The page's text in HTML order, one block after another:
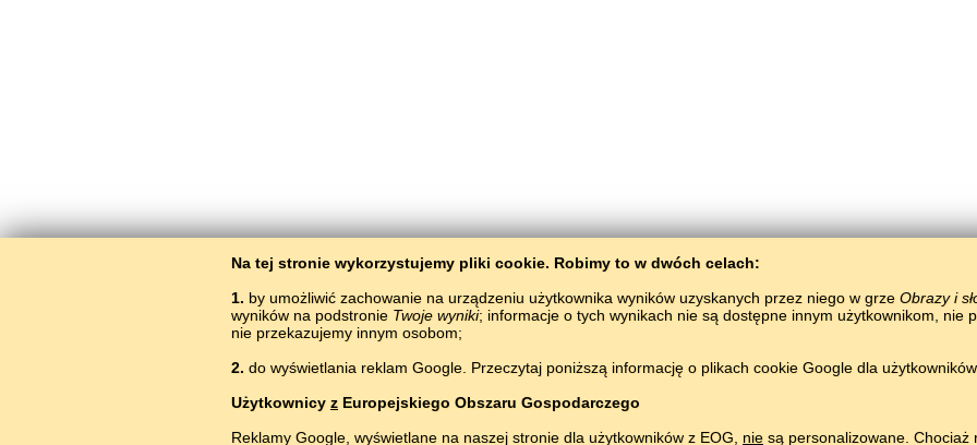
Na tej stronie wykorzystujemy pliki сookie. Robimy to w dwóch celach:
1. by umożliwić zachowanie na urządzeniu użytkownika wyników uzyskanych przez niego w grze Obrazy i
wyników na podstronie Twoje wyniki; informacje o tych wynikach nie są dostępne innym użytkownikom, nie
nie przekazujemy innym osobom;
2. do wyświetlania reklam Google. Przeczytaj poniższą informację o plikach cookie Google dla
Użytkownicy z Europejskiego Obszaru Gospodarczego
Reklamy Google, wyświetlane na naszej stronie dla użytkowników z EOG, nie są personalizowane. Chociaż
BaltoSlav
Nauka języka jidyszego za darmo. Graj i ucz się jidyszch słówek online.#